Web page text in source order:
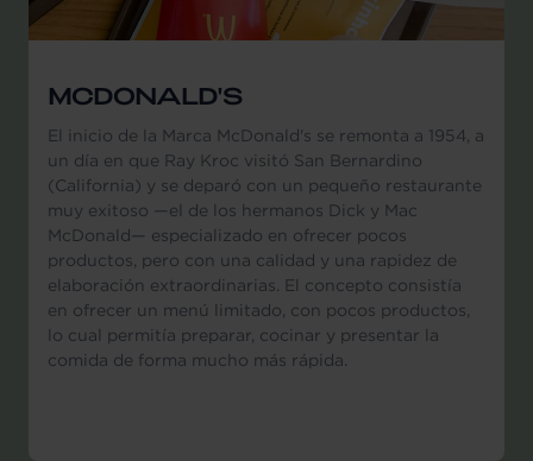
MCDONALD'S
El inicio de la Marca McDonald's se remonta a 1954, a
un día en que Ray Kroc visitó San Bernardino
(California) y se deparó con un pequeño restaurante
muy exitoso —el de los hermanos Dick y Mac
McDonald— especializado en ofrecer pocos
productos, pero con una calidad y una rapidez de
elaboración extraordinarias. El concepto consistía
en ofrecer un menú limitado, con pocos productos,
lo cual permitía preparar, cocinar y presentar la
comida de forma mucho más rápida.